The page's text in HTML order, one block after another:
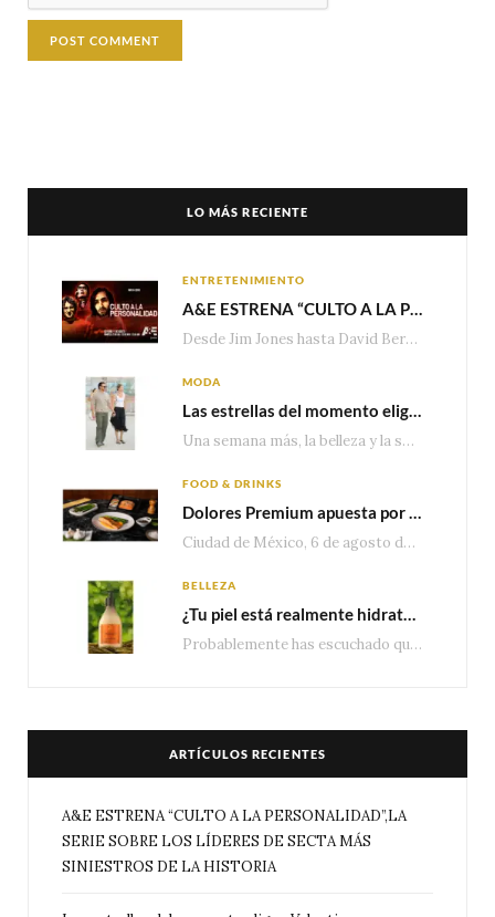
LO MÁS RECIENTE
ENTRETENIMIENTO
Desde Jim Jones hasta David Berg, la producción recorre en seis episodios cómo el carisma,…
MODA
Una semana más, la belleza y la sofisticación de Valentino vuelven a tomar el escenario internacional. Desde…
FOOD & DRINKS
Ciudad de México, 6 de agosto de 2026.— Con una producción de 2.17 millones de…
BELLEZA
Probablemente has escuchado que el cuidado e hidratación corporal se suele asociar únicamente con una…
ARTÍCULOS RECIENTES
A&E ESTRENA “CULTO A LA PERSONALIDAD”,LA
SERIE SOBRE LOS LÍDERES DE SECTA MÁS
SINIESTROS DE LA HISTORIA